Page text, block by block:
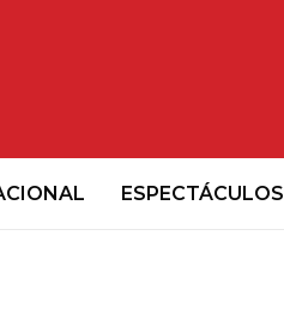
ESPECTÁCULOS